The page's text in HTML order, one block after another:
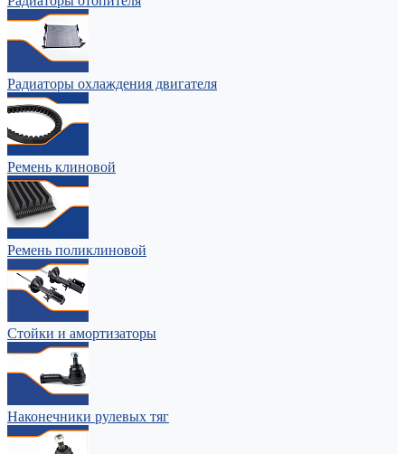
Радиаторы охлаждения двигателя
Ремень клиновой
Ремень поликлиновой
Стойки и амортизаторы
Наконечники рулевых тяг